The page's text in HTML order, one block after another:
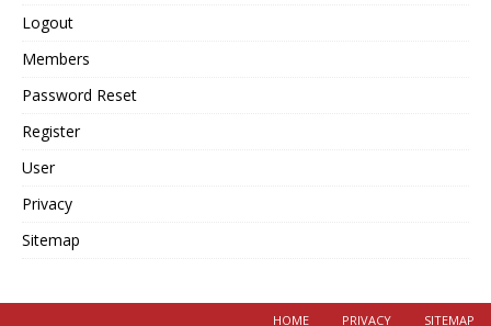
Logout
Members
Password Reset
Register
User
Privacy
Sitemap
HOME PRIVACY SITEMAP